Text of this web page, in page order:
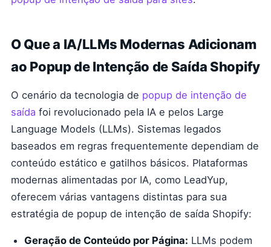
O Que a IA/LLMs Modernas Adicionam
ao Popup de Intenção de Saída Shopify
O cenário da tecnologia de popup de intenção de
saída foi revolucionado pela IA e pelos Large
Language Models (LLMs). Sistemas legados
baseados em regras frequentemente dependiam de
conteúdo estático e gatilhos básicos. Plataformas
modernas alimentadas por IA, como LeadYup,
oferecem várias vantagens distintas para sua
estratégia de popup de intenção de saída Shopify:
Geração de Conteúdo por Página: LLMs podem